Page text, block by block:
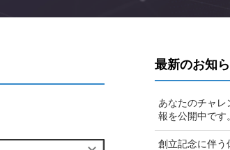
最新のお知
あなたのチャ
報を公開中です。
創立記念に伴う